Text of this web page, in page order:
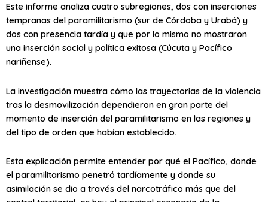
Este informe analiza cuatro subregiones, dos con inserciones
tempranas del paramilitarismo (sur de Córdoba y Urabá) y
dos con presencia tardía y que por lo mismo no mostraron
una inserción social y política exitosa (Cúcuta y Pacífico
nariñense).
La investigación muestra cómo las trayectorias de la violencia
tras la desmovilización dependieron en gran parte del
momento de inserción del paramilitarismo en las regiones y
del tipo de orden que habían establecido.
Esta explicación permite entender por qué el Pacífico, donde
el paramilitarismo penetró tardíamente y donde su
asimilación se dio a través del narcotráfico más que del